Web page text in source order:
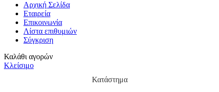
Αρχική Σελίδα
Εταιρεία
Επικοινωνία
Λίστα επιθυμιών
Σύγκριση
Καλάθι αγορών
Κλείσιμο
Κατάστημα